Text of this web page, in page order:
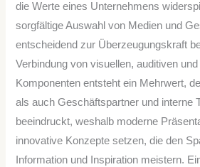
die Werte eines Unternehmens
sorgfältige Auswahl von Medien und
entscheidend zur Überzeugungskraft
Verbindung von visuellen, auditiven
Komponenten entsteht ein Mehrwert,
als auch Geschäftspartner und interne
beeindruckt, weshalb moderne
innovative Konzepte setzen, die den
Information und Inspiration meistern.